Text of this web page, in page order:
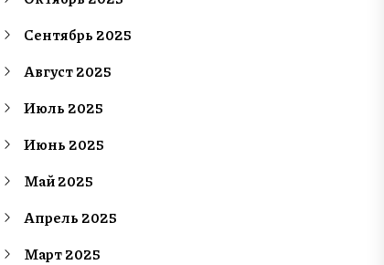
Сентябрь 2025
Август 2025
Июль 2025
Июнь 2025
Май 2025
Апрель 2025
Март 2025